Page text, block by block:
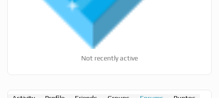
Not recently active